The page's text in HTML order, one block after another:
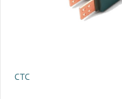
СТС